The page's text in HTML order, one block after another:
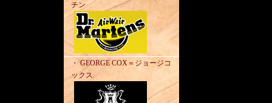
チン
・ GEORGE COX＝ジョージコ
ックス